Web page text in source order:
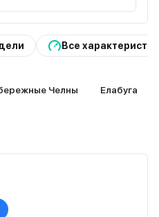
Все
Челны Елабуга